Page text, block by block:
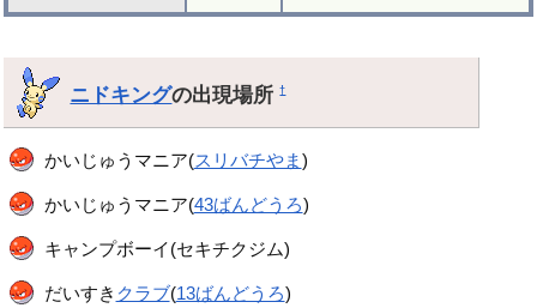
ニドキングの出現場所†
かいじゅうマニア(スリバチやま)
かいじゅうマニア(43ばんどうろ)
キャンプボーイ(セキチクジム)
だいすき クラブ(13ばんどうろ)